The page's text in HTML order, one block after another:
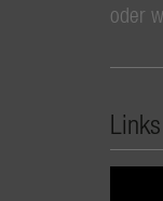
oder
Links